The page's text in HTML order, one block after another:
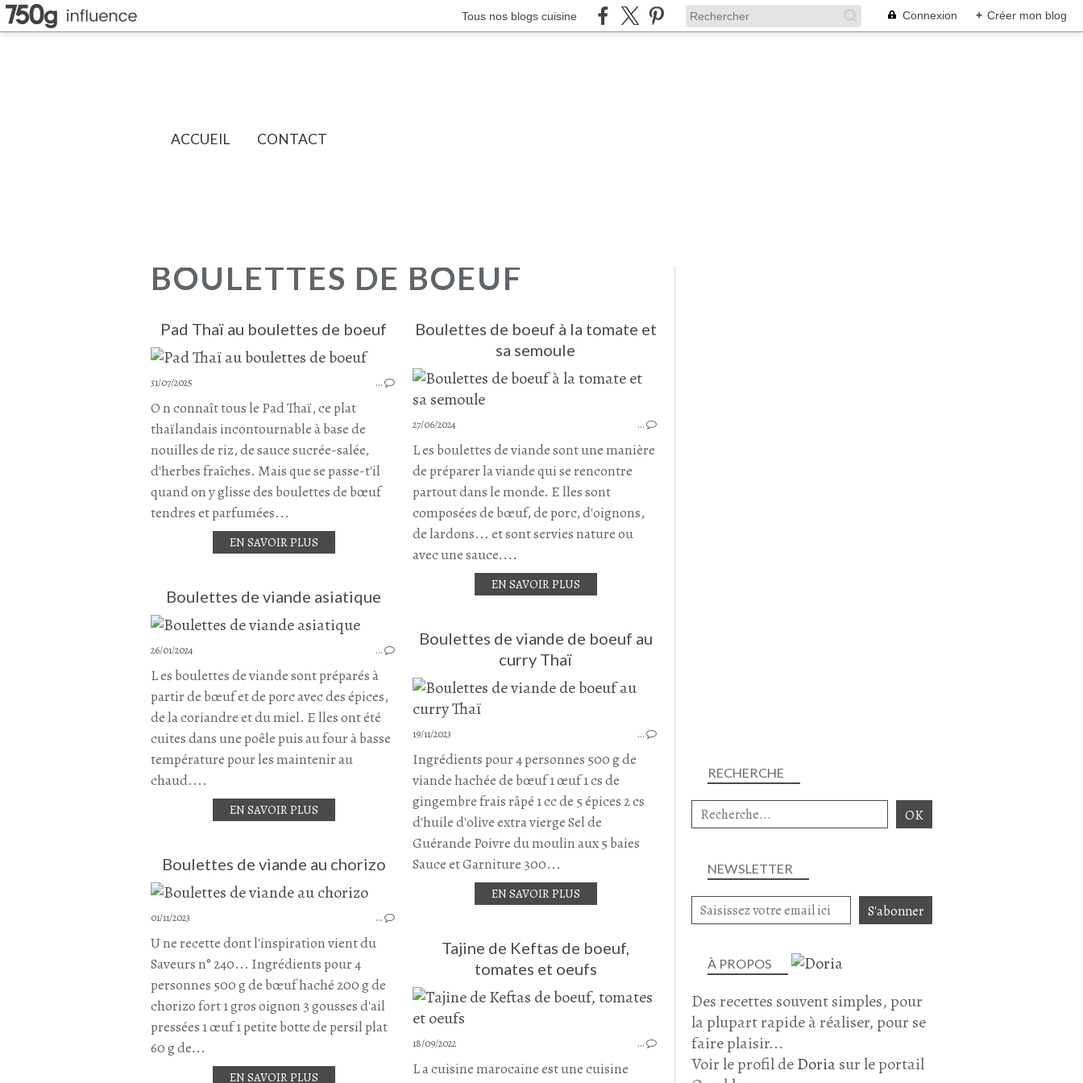
Tous nos blogs cuisine Connexion + Créer mon blog
ACCUEIL CONTACT
BOULETTES DE BOEUF
Pad Thaï au boulettes de boeuf
PAD THAÏ
RECETTE ASIATIQUE
RECETTE THAÏLANDAISE
JUILLET 2025
31/07/2025 …
O n connaît tous le Pad Thaï, ce plat
thaïlandais incontournable à base de
nouilles de riz, de sauce sucrée-salée,
d'herbes fraîches. Mais que se passe-t'il
quand on y glisse des boulettes de bœuf
tendres et parfumées...
EN SAVOIR PLUS
Boulettes de boeuf à la tomate et
sa semoule
27/06/2024 …
L es boulettes de viande sont une manière
de préparer la viande qui se rencontre
partout dans le monde. E lles sont
composées de bœuf, de porc, d'oignons,
de lardons... et sont servies nature ou
avec une sauce....
EN SAVOIR PLUS
Boulettes de viande asiatique
BOULETTES DE BOEUF
BOULETTES
RIZ
JANVIER 2024
26/01/2024 …
L es boulettes de viande sont préparés à
partir de bœuf et de porc avec des épices,
de la coriandre et du miel. E lles ont été
cuites dans une poêle puis au four à basse
température pour les maintenir au
chaud....
EN SAVOIR PLUS
Boulettes de viande de boeuf au
curry Thaï
BOULETTES DE BOEUF
19/11/2023 …
Ingrédients pour 4 personnes 500 g de
viande hachée de bœuf 1 œuf 1 cs de
gingembre frais râpé 1 cc de 5 épices 2 cs
d'huile d'olive extra vierge Sel de
Guérande Poivre du moulin aux 5 baies
Sauce et Garniture 300...
EN SAVOIR PLUS
Boulettes de viande au chorizo
BOEUF
11ÈME ARRONDISSEMENT DE PARIS
CHORIZO
BOULETTES DE BOEUF
BOULETTES DE VIANDE
01/11/2023 …
U ne recette dont l'inspiration vient du
Saveurs n° 240... Ingrédients pour 4
personnes 500 g de bœuf haché 200 g de
chorizo fort 1 gros oignon 3 gousses d'ail
pressées 1 œuf 1 petite botte de persil plat
60 g de...
EN SAVOIR PLUS
Tajine de Keftas de boeuf,
tomates et oeufs
TAJINE
TAJINE DE KEFTAS
CUISINE MAROCAINE
18/09/2022 …
L a cuisine marocaine est une cuisine
NEWSLETTER
RECHERCHE
À PROPOS
Des recettes souvent simples, pour
la plupart rapide à réaliser, pour se
faire plaisir...
Voir le profil deDoriasur le portail